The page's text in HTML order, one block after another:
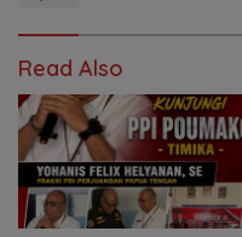
Read Also